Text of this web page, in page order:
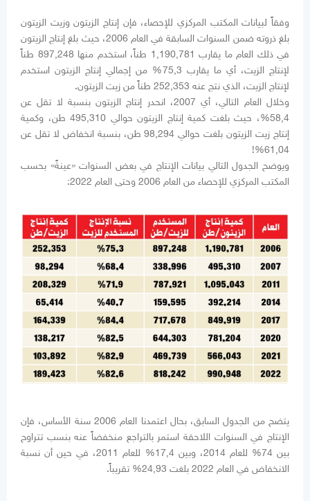
وفقاً لبيانات المكتب المركزي للإحصاء، فإن إنتاج الزيتون وزيت الزيتون
بلغ ذروته ضمن السنوات السابقة في العام 2006، حيث بلغ إنتاج الزيتون
في ذلك العام ما يقارب 1,190,781 طناً، استخدم منها 897,248 طناً
لإنتاج الزيت، أي ما يقارب 75,3% من إجمالي إنتاج الزيتون استخدم
لإنتاج الزيت، الذي نتج عنه 252,353 طناً من زيت الزيتون.
وخلال العام التالي، أي 2007، انحدر إنتاج الزيتون بنسبة لا تقل عن
58,4%، حيث بلغت كمية إنتاج الزيتون حوالي 495,310 طن، وكمية
إنتاج زيت الزيتون بلغت حوالي 98,294 طن، بنسبة انخفاض لا تقل عن
61,04%!
ويوضح الجدول التالي بيانات الإنتاج في بعض السنوات «عينةً» بحسب
المكتب المركزي للإحصاء من العام 2006 وحتى العام 2022:
يتضح من الجدول السابق، بحال اعتمدنا العام 2006 سنة الأساس، فإن
الإنتاج في السنوات اللاحقة استمر بالتراجع منخفضاً عنه بنسب تتراوح
بين 74% للعام 2014، وبين 17,4% للعام 2011، في حين أن نسبة
الانخفاض في العام 2022 بلغت 24,93% تقريباً.